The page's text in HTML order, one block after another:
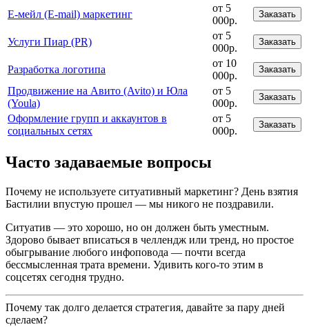
Е-мейл (E-mail) маркетинг
от 5
000р.
Заказать
Услуги Пиар (PR)
от 5
000р.
Заказать
Разработка логотипа
от 10
000р.
Заказать
Продвижение на Авито (Avito) и Юла
(Youla)
от 5
000р.
Заказать
Оформление групп и аккаунтов в
социальных сетях
от 5
000р.
Заказать
Часто задаваемые вопросы
Почему не используете ситуативный маркетинг? День взятия
Бастилии впустую прошел — мы никого не поздравили.
Ситуатив — это хорошо, но он должен быть уместным.
Здорово бывает вписаться в челлендж или тренд, но простое
обыгрывание любого инфоповода — почти всегда
бессмысленная трата времени. Удивить кого-то этим в
соцсетях сегодня трудно.
Почему так долго делается стратегия, давайте за пару дней
сделаем?